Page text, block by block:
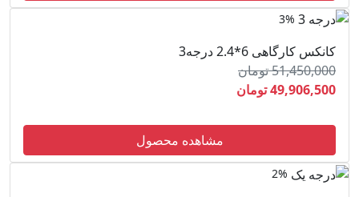
3%
کانکس کارگاهی 6*2.4 درجه3
51,450,000 تومان
49,906,500 تومان
مشاهده محصول
2%